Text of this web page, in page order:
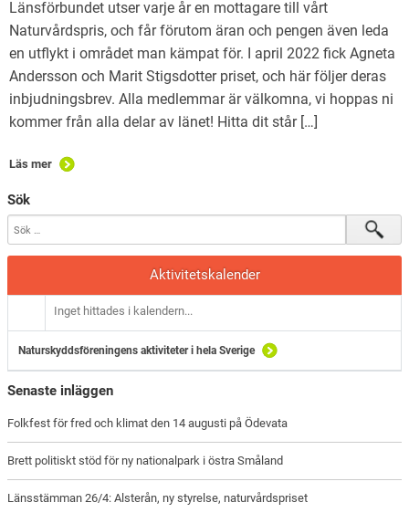
Länsförbundet utser varje år en mottagare till vårt
Naturvårdspris, och får förutom äran och pengen även leda
en utflykt i området man kämpat för. I april 2022 fick Agneta
Andersson och Marit Stigsdotter priset, och här följer deras
inbjudningsbrev. Alla medlemmar är välkomna, vi hoppas ni
kommer från alla delar av länet! Hitta dit står […]
Läs mer
Sök
Aktivitetskalender
Inget hittades i kalendern...
Naturskyddsföreningens aktiviteter i hela Sverige
Senaste inläggen
Folkfest för fred och klimat den 14 augusti på Ödevata
Brett politiskt stöd för ny nationalpark i östra Småland
Länsstämman 26/4: Alsterån, ny styrelse, naturvårdspriset